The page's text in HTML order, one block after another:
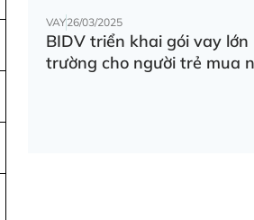
VAY26/03/2025
BIDV triển khai gói vay
trường cho người trẻ mua